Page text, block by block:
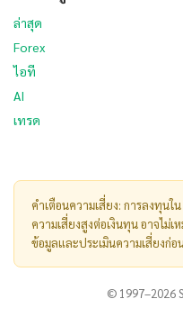
ล่าสุด
Forex
ไอที
AI
เทรด
คำเตือนความเสี่ยง: การลงทุน
ความเสี่ยงสูงต่อเงินทุน อาจไม่
ข้อมูลและประเมินความเสี่ยงก่
© 1997–2026